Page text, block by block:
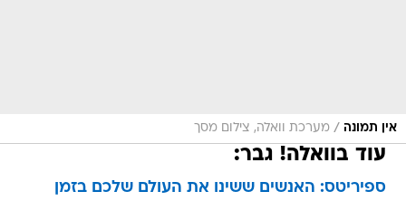
אין תמונה / מערכת וואלה, צילום מסך
עוד בוואלה! גבר:
ספיריטס: האנשים ששינו את העולם שלכם בזמן